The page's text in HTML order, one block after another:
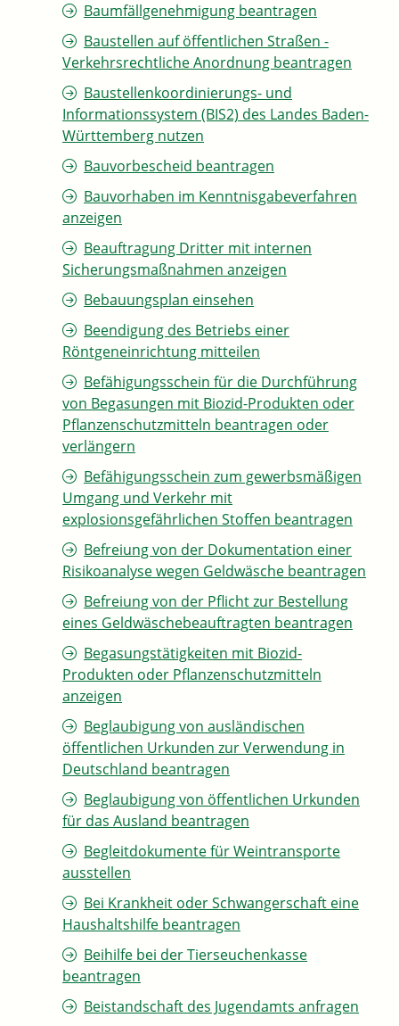
Baumfällgenehmigung beantragen
Baustellen auf öffentlichen Straßen -
Verkehrsrechtliche Anordnung beantragen
Baustellenkoordinierungs- und
Informationssystem (BIS2) des Landes Baden-
Württemberg nutzen
Bauvorbescheid beantragen
Bauvorhaben im Kenntnisgabeverfahren
anzeigen
Beauftragung Dritter mit internen
Sicherungsmaßnahmen anzeigen
Bebauungsplan einsehen
Beendigung des Betriebs einer
Röntgeneinrichtung mitteilen
Befähigungsschein für die Durchführung
von Begasungen mit Biozid-Produkten oder
Pflanzenschutzmitteln beantragen oder
verlängern
Befähigungsschein zum gewerbsmäßigen
Umgang und Verkehr mit
explosionsgefährlichen Stoffen beantragen
Befreiung von der Dokumentation einer
Risikoanalyse wegen Geldwäsche beantragen
Befreiung von der Pflicht zur Bestellung
eines Geldwäschebeauftragten beantragen
Begasungstätigkeiten mit Biozid-
Produkten oder Pflanzenschutzmitteln
anzeigen
Beglaubigung von ausländischen
öffentlichen Urkunden zur Verwendung in
Deutschland beantragen
Beglaubigung von öffentlichen Urkunden
für das Ausland beantragen
Begleitdokumente für Weintransporte
ausstellen
Bei Krankheit oder Schwangerschaft eine
Haushaltshilfe beantragen
Beihilfe bei der Tierseuchenkasse
beantragen
Beistandschaft des Jugendamts anfragen